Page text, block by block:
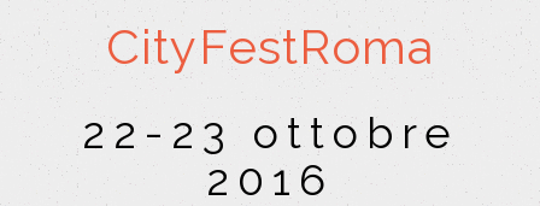
CityFestRoma
22-23 ottobre
2016